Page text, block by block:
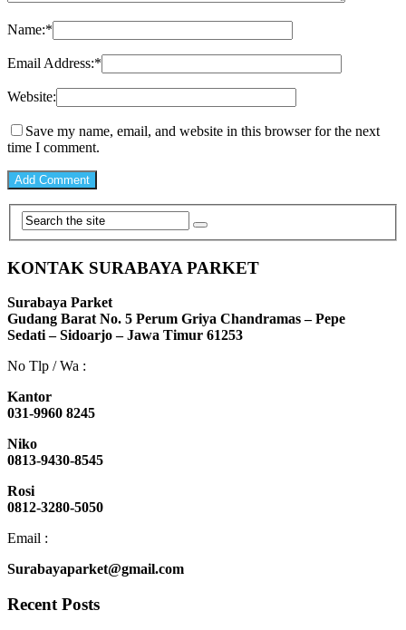
Name:*
Email Address:*
Website:
Save my name, email, and website in this browser for the next
time I comment.
KONTAK SURABAYA PARKET
Surabaya Parket
Gudang Barat No. 5 Perum Griya Chandramas – Pepe
Sedati – Sidoarjo – Jawa Timur 61253
No Tlp / Wa :
Kantor
031-9960 8245
Niko
0813-9430-8545
Rosi
0812-3280-5050
Email :
Surabayaparket@gmail.com
Recent Posts